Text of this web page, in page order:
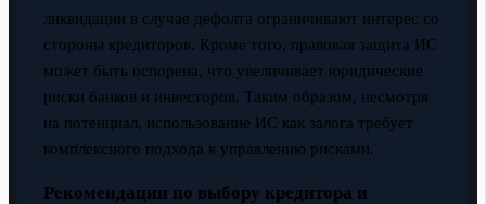
ликвидации в случае дефолта ограничивают интерес со
стороны кредиторов. Кроме того, правовая защита ИС
может быть оспорена, что увеличивает юридические
риски банков и инвесторов. Таким образом, несмотря
на потенциал, использование ИС как залога требует
комплексного подхода к управлению рисками.
Рекомендации по выбору кредитора и